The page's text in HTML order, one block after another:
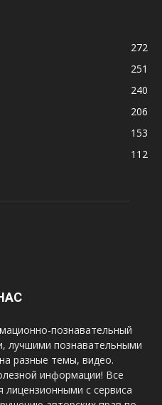
272
251
240
206
153
112
познавательный
лучшими познавательными
разные темы, видео.
информации! Все
с сервиса